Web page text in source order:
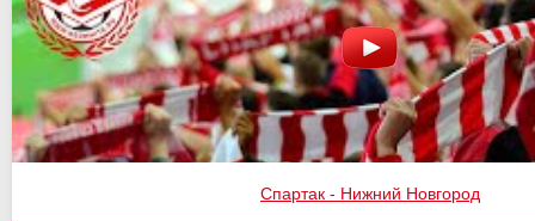
Спартак - Нижний Новгород